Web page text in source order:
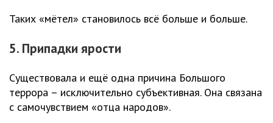
Таких «мётел» становилось всё больше и больше.
5. Припадки ярости
Существовала и ещё одна причина Большого
террора – исключительно субъективная. Она связана
с самочувствием «отца народов».